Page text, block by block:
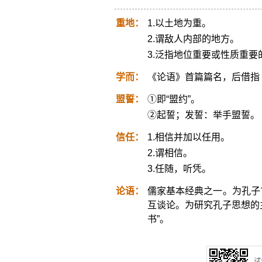
重地：
1.以土地为重。
2.谓敌人内部的地方。
3.泛指地位重要或性质重要
学而： 《论语》首篇篇名，后借
盟誓：
①即“盟约”。
②起誓；发誓：举手盟誓。
信任：
1.相信并加以任用。
2.谓相信。
3.任随，听凭。
论语：
儒家基本经典之一。为孔
互谈论。为研究孔子思想
书”。